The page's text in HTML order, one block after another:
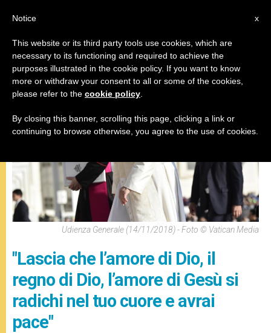
ANGELUS ,PAPI
Udienza Generale (14/11/2018) - Foto © Vatican Media
"Lascia che l’amore di Dio, il
regno di Dio, l’amore di Gesù si
radichi nel tuo cuore e avrai
pace"
x
Notice
This website or its third party tools use cookies, which are
necessary to its functioning and required to achieve the
purposes illustrated in the cookie policy. If you want to know
more or withdraw your consent to all or some of the cookies,
please refer to the cookie policy
By closing this banner, scrolling this page, clicking a link or
continuing to browse otherwise, you agree to the use of cookies.